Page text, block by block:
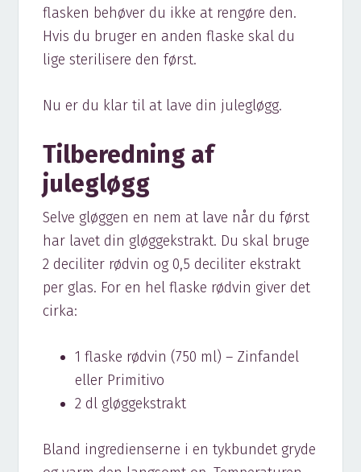
flasken behøver du ikke at rengøre den.
Hvis du bruger en anden flaske skal du
lige sterilisere den først.
Nu er du klar til at lave din julegløgg.
Tilberedning af
julegløgg
Selve gløggen en nem at lave når du først
har lavet din gløggekstrakt. Du skal bruge
2 deciliter rødvin og 0,5 deciliter ekstrakt
per glas. For en hel flaske rødvin giver det
cirka:
1 flaske rødvin (750 ml) – Zinfandel
eller Primitivo
2 dl gløggekstrakt
Bland ingredienserne i en tykbundet gryde